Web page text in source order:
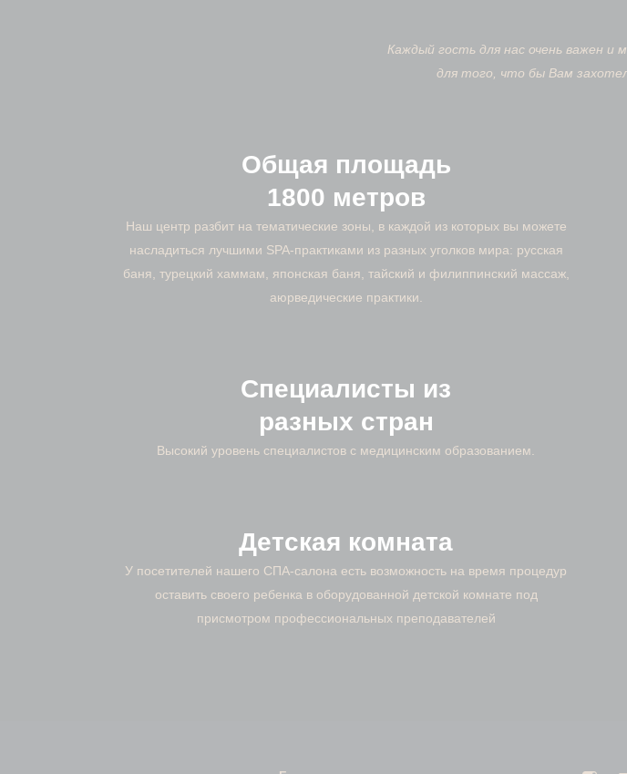
Каждый гость для нас очень важен и
для того, что бы Вам
Общая площадь
1800 метров
Наш центр разбит на тематические зоны, в каждой из которых вы можете
насладиться лучшими SPA-практиками из разных уголков мира: русская
баня, турецкий хаммам, японская баня, тайский и филиппинский массаж,
аюрведические практики.
Специалисты из
разных стран
Высокий уровень специалистов с медицинским образованием.
Детская комната
У посетителей нашего СПА-салона есть возможность на время процедур
оставить своего ребенка в оборудованной детской комнате под
присмотром профессиональных преподавателей